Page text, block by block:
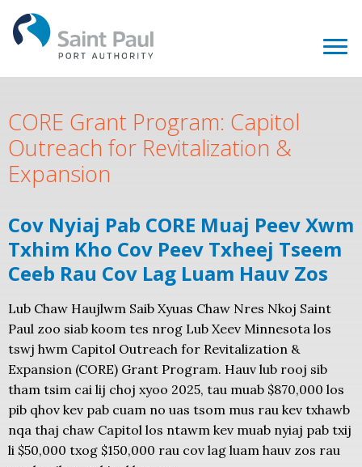
CORE Grant Program: Capitol
Outreach for Revitalization &
Expansion
Cov Nyiaj Pab CORE Muaj Peev Xwm
Txhim Kho Cov Peev Txheej Tseem
Ceeb Rau Cov Lag Luam Hauv Zos
Lub Chaw Haujlwm Saib Xyuas Chaw Nres Nkoj Saint
Paul zoo siab koom tes nrog Lub Xeev Minnesota los
tswj hwm Capitol Outreach for Revitalization &
Expansion (CORE) Grant Program. Hauv lub rooj sib
tham tsim cai lij choj xyoo 2025, tau muab $870,000 los
pib qhov kev pab cuam no uas tsom mus rau kev txhawb
nqa thaj chaw Capitol los ntawm kev muab nyiaj pab txij
li $50,000 txog $150,000 rau cov lag luam hauv zos rau